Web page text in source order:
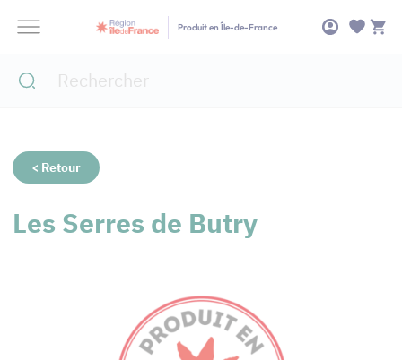
Produit en Île-de-France
< Retour
Les Serres de Butry